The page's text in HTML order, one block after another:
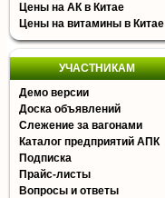
Цены на АК в Китае
Цены на витамины в Китае
УЧАСТНИКАМ
Демо версии
Доска объявлений
Слежение за вагонами
Каталог предприятий АПК
Подписка
Прайс-листы
Вопросы и ответы